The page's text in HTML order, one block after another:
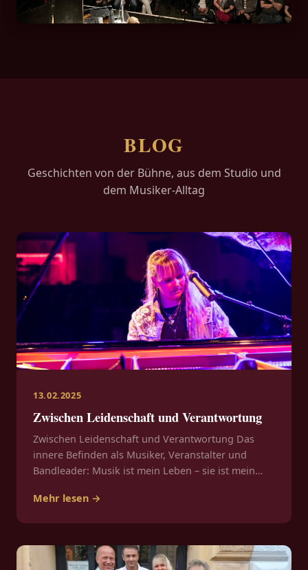
BLOG
Geschichten von der Bühne, aus dem Studio und
dem Musiker-Alltag
13.02.2025
Zwischen Leidenschaft und Verantwortung
Zwischen Leidenschaft und Verantwortung Das
innere Befinden als Musiker, Veranstalter und
Bandleader: Musik ist mein Leben – sie ist mein…
Mehr lesen →